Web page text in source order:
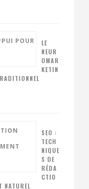
LE
NEUR
OMAR
KETIN
SEO :
TECH
NIQUE
S DE
RÉDA
CTIO
NATUREL